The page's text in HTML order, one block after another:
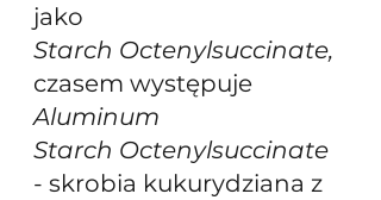
jako
Starch Octenylsuccinate,
czasem występuje
Aluminum
Starch Octenylsuccinate
- skrobia kukurydziana z